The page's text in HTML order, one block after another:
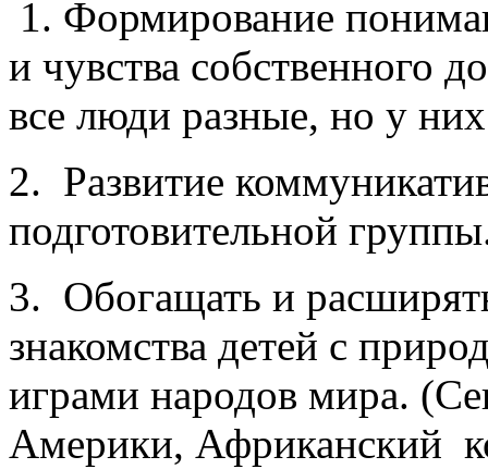
1. Формирование
и чувства собственного
все люди разные, но у
2. Развитие
подготовительной
3. Обогащать и
знакомства детей с
играми народов мира.
Америки, Африканский